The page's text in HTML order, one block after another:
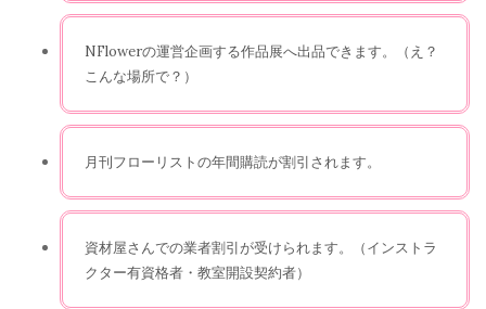
NFlowerの運営企画する作品展へ出品できます。（え？
こんな場所で？）
月刊フローリストの年間購読が割引されます。
資材屋さんでの業者割引が受けられます。（インストラ
クター有資格者・教室開設契約者）